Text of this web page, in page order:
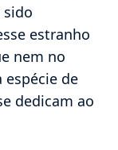
sido
estranho
nem no
de
dedicam ao